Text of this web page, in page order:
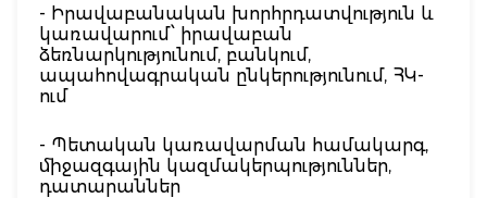
- Իրավաբանական խորհրդատվություն և
կառավարում՝ իրավաբան
ձեռնարկությունում, բանկում,
ապահովագրական ընկերությունում, ՀԿ-
ում
- Պետական կառավարման համակարգ,
միջազգային կազմակերպություններ,
դատարաններ